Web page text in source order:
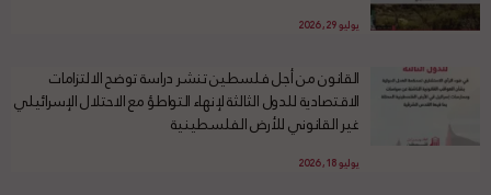
يوليو 29, 2026
القانون من أجل فلسطين تنشر دراسة توضح الالتزامات
الاقتصادية للدول الثالثة لإنهاء التواطؤ مع الاحتلال الإسرائيلي
غير القانوني للأرض الفلسطينية
يوليو 18, 2026